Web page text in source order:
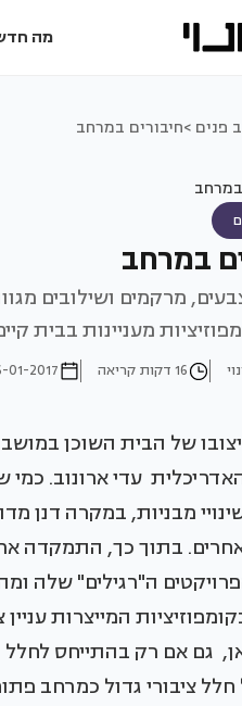
מה
פנים >חיבורים במרחב
במרחב
מרקמים ושילובים
מעניינות בבית
16 דקות קריאה 01-2017
של הבית השוכן
עדי ארונוב. כמי
מבניות, במקרה דנן
בתוך כך, התמקדה
ה"רגילים" שלה
המייצרות
גם אם רק בהתייחס
ציבורי גדול כמרחב